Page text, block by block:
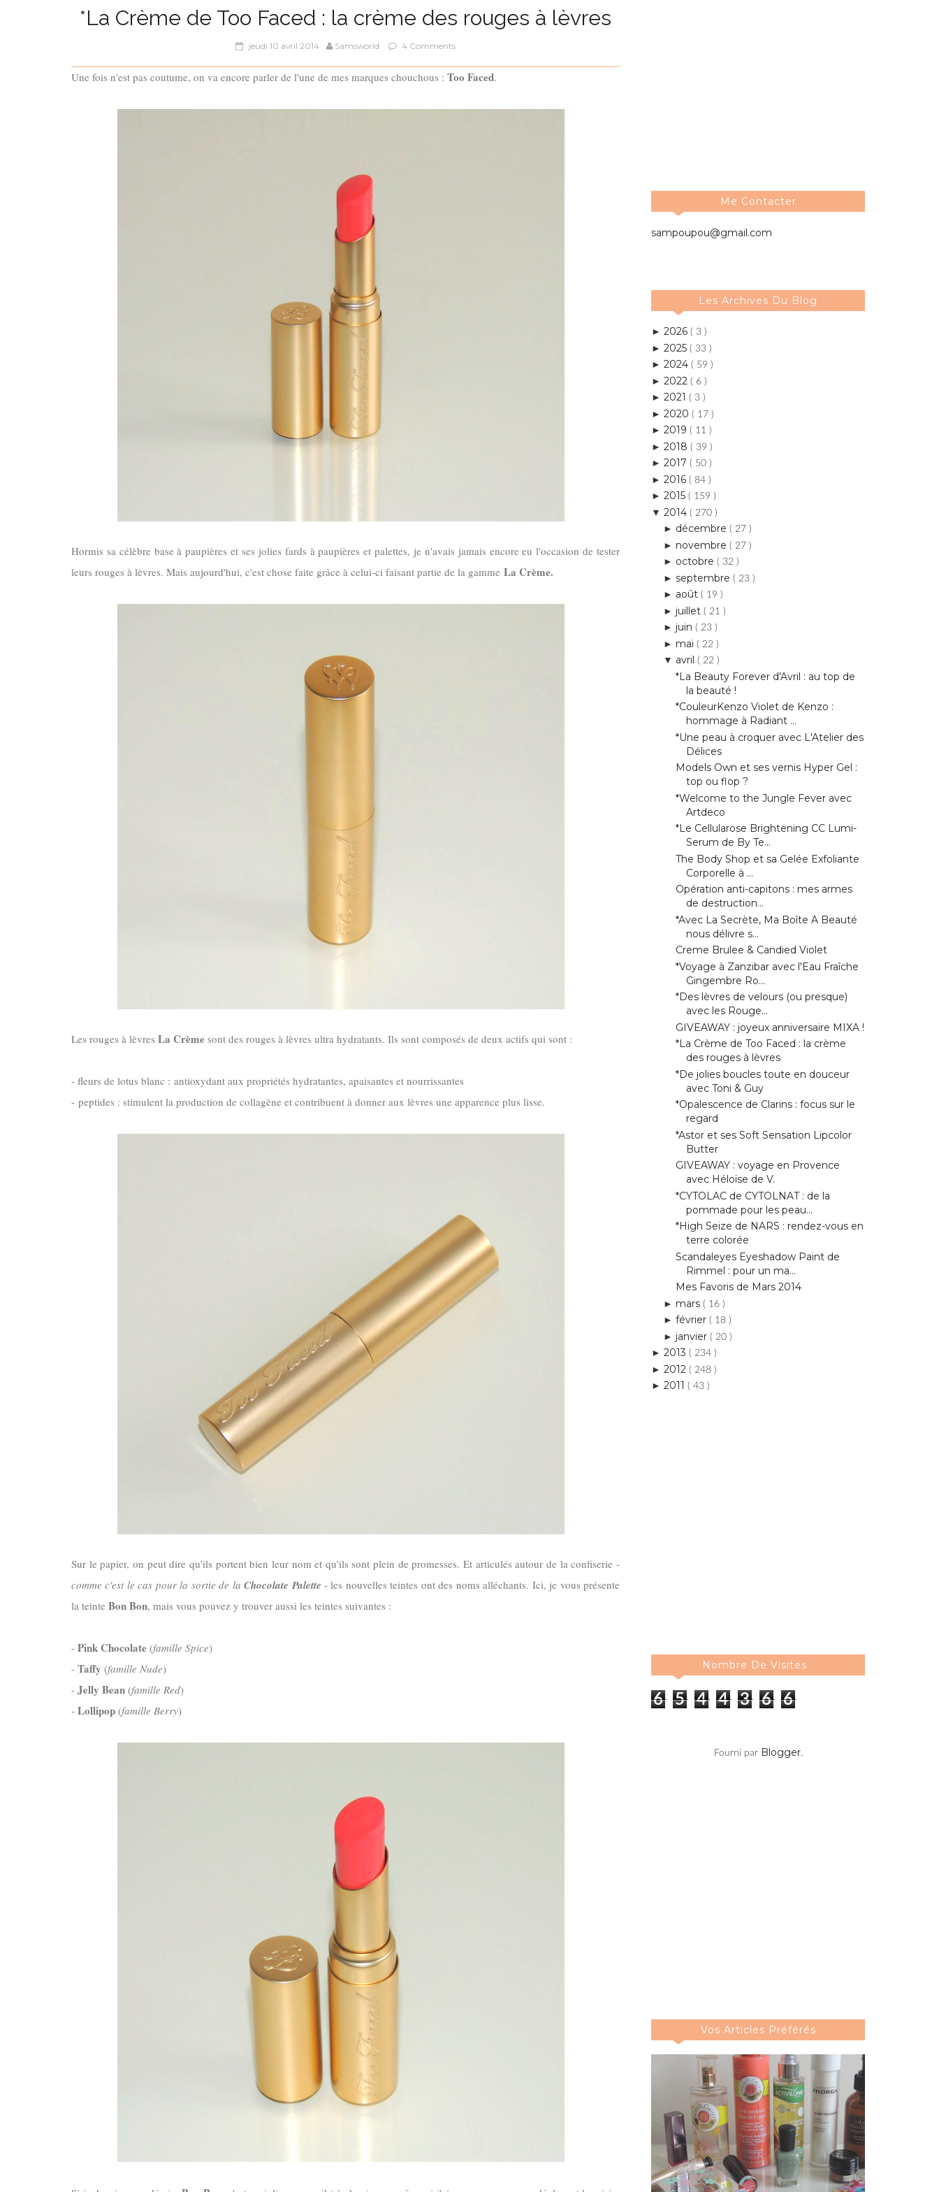
*La Crème de Too Faced : la crème des rouges à lèvres
jeudi 10 avril 2014 Samsworld 4 Comments
Une fois n'est pas coutume, on va encore parler de l'une de mes marques chouchous : Too Faced.
Hormis sa célèbre base à paupières et ses jolies fards à paupières et palettes, je n'avais jamais encore eu l'occasion de tester
leurs rouges à lèvres. Mais aujourd'hui, c'est chose faite grâce à celui-ci faisant partie de la gamme La Crème.
Les rouges à lèvres La Crème sont des rouges à lèvres ultra hydratants. Ils sont composés de deux actifs qui sont :
- fleurs de lotus blanc : antioxydant aux propriétés hydratantes, apaisantes et nourrissantes
- peptides : stimulent la production de collagène et contribuent à donner aux lèvres une apparence plus lisse.
Sur le papier, on peut dire qu'ils portent bien leur nom et qu'ils sont plein de promesses. Et articulés autour de la confiserie -
comme c'est le cas pour la sortie de laChocolate Palette - les nouvelles teintes ont des noms alléchants. Ici, je vous présente
la teinte Bon Bon, mais vous pouvez y trouver aussi les teintes suivantes :
- Pink Chocolate (famille Spice)
- Taffy (famille Nude)
- Jelly Bean (famille Red)
- Lollipop (famille Berry)
Me Contacter
sampoupou@gmail.com
Les Archives Du Blog
► 2026 ( 3 )
► 2025 ( 33 )
► 2024 ( 59 )
► 2022 ( 6 )
► 2021 ( 3 )
► 2020 ( 17 )
► 2019 ( 11 )
► 2018 ( 39 )
► 2017 ( 50 )
► 2016 ( 84 )
► 2015 ( 159 )
▼ 2014 ( 270 )
► décembre ( 27 )
► novembre ( 27 )
► octobre ( 32 )
► septembre ( 23 )
► août ( 19 )
► juillet ( 21 )
► juin ( 23 )
► mai ( 22 )
▼ avril ( 22 )
*La Beauty Forever d'Avril : au top de
la beauté !
*CouleurKenzo Violet de Kenzo :
hommage à Radiant ...
*Une peau à croquer avec L'Atelier des
Délices
Models Own et ses vernis Hyper Gel :
top ou flop ?
*Welcome to the Jungle Fever avec
Artdeco
*Le Cellularose Brightening CC Lumi-
Serum de By Te...
The Body Shop et sa Gelée Exfoliante
Corporelle à ...
Opération anti-capitons : mes armes
de destruction...
*Avec La Secrète, Ma Boîte A Beauté
nous délivre s...
Creme Brulee & Candied Violet
*Voyage à Zanzibar avec l'Eau Fraîche
Gingembre Ro...
*Des lèvres de velours (ou presque)
avec les Rouge...
GIVEAWAY : joyeux anniversaire MIXA !
*La Crème de Too Faced : la crème
des rouges à lèvres
*De jolies boucles toute en douceur
avec Toni & Guy
*Opalescence de Clarins : focus sur le
regard
*Astor et ses Soft Sensation Lipcolor
Butter
GIVEAWAY : voyage en Provence
avec Héloïse de V.
*CYTOLAC de CYTOLNAT : de la
pommade pour les peau...
*High Seize de NARS : rendez-vous en
terre colorée
Scandaleyes Eyeshadow Paint de
Rimmel : pour un ma...
Mes Favoris de Mars 2014
► mars ( 16 )
► février ( 18 )
► janvier ( 20 )
► 2013 ( 234 )
► 2012 ( 248 )
► 2011 ( 43 )
Nombre De Visites
6 5 4 4 3 6 6
Fourni par Blogger.
Vos Articles Préférés